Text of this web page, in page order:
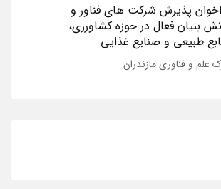
پذیرش شرکت های فناور و
بنیان فعال در حوزه کشاورزی،
طبیعی و صنایع غذایی
علم و فناوری مازندران